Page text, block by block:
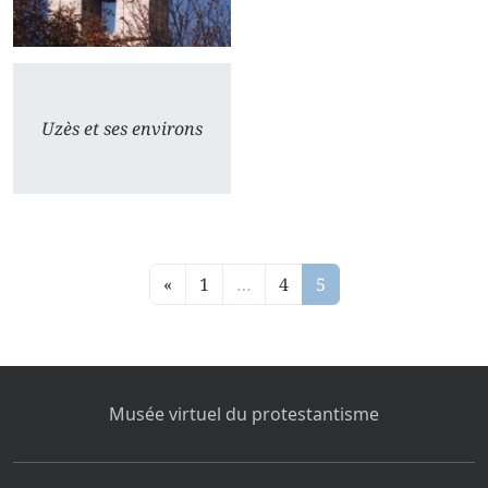
Uzès et ses environs
« 1 … 4 5
Musée virtuel du protestantisme